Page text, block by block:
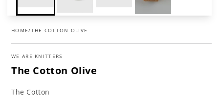
HOME/THE COTTON OLIVE
WE ARE KNITTERS
The Cotton Olive
The Cotton